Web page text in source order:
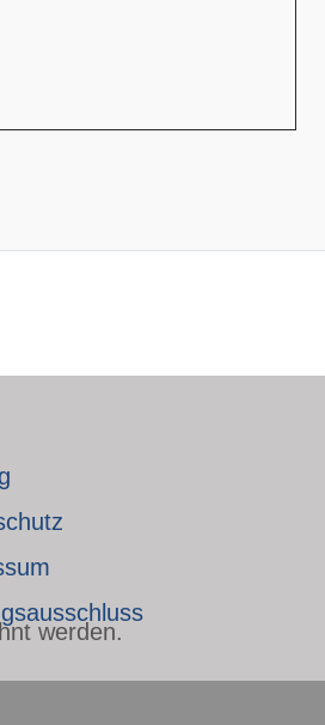
werden.